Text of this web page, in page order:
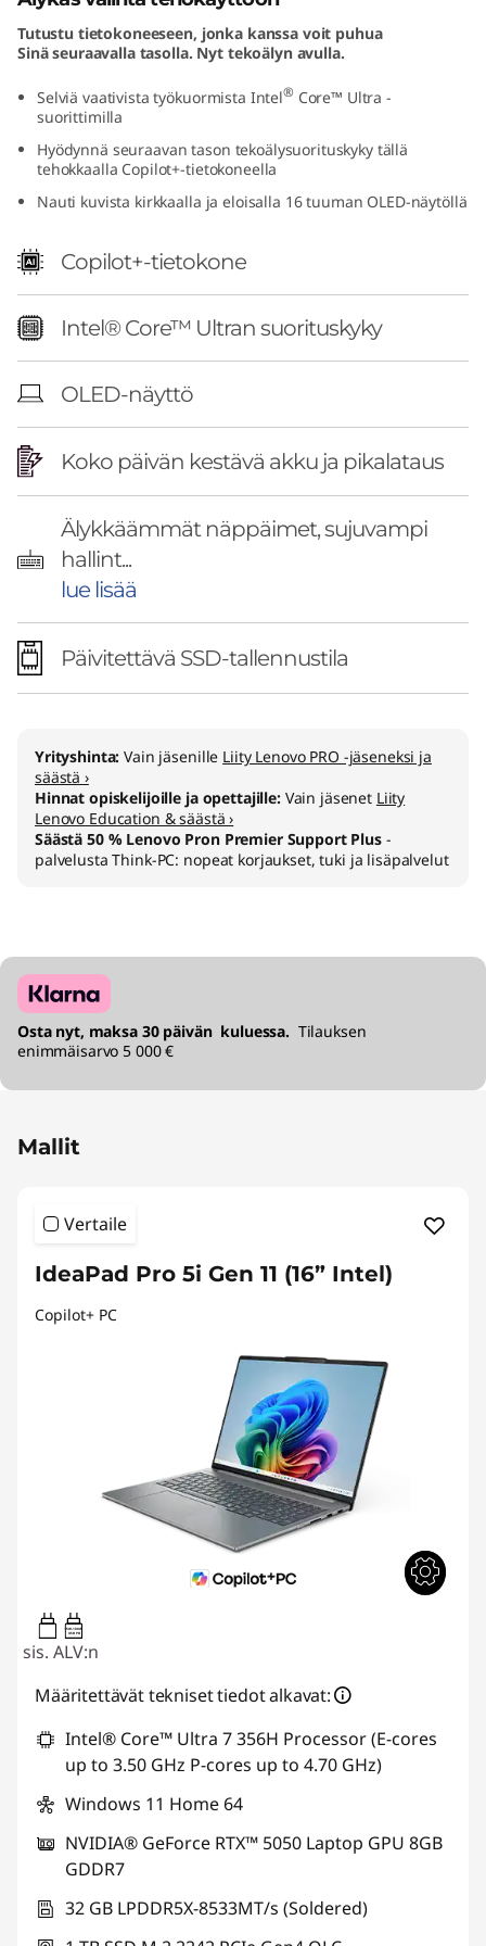
Tutustu tietokoneeseen, jonka kanssa voit puhua
Sinä seuraavalla tasolla. Nyt tekoälyn avulla.
Selviä vaativista työkuormista Intel® Core™ Ultra -
suorittimilla
Hyödynnä seuraavan tason tekoälysuorituskyky tällä
tehokkaalla Copilot+-tietokoneella
Nauti kuvista kirkkaalla ja eloisalla 16 tuuman OLED-näytöllä
Copilot+-tietokone
Intel® Core™ Ultran suorituskyky
OLED-näyttö
Koko päivän kestävä akku ja pikalataus
Älykkäämmät näppäimet, sujuvampi
hallint...
lue lisää
Päivitettävä SSD-tallennustila
Yrityshinta:Vain jäsenille Liity Lenovo PRO -jäseneksi ja
säästä ›
Hinnat opiskelijoille ja opettajille: Vain jäsenet Liity
Lenovo Education & säästä ›
Säästä 50 % Lenovo Pron Premier Support Plus-
palvelusta Think-PC: nopeat korjaukset, tuki ja lisäpalvelut
Osta nyt, maksa 30 päivän kuluessa. Tilauksen
enimmäisarvo 5 000 €
Mallit
Vertaile
IdeaPad Pro 5i Gen 11 (16” Intel)
Copilot+ PC
65W-100W
USB PD
sis. ALV:n
Määritettävät tekniset tiedot alkavat:
Intel® Core™ Ultra 7 356H Processor (E-cores
up to 3.50 GHz P-cores up to 4.70 GHz)
Windows 11 Home 64
NVIDIA® GeForce RTX™ 5050 Laptop GPU 8GB
GDDR7
32 GB LPDDR5X-8533MT/s (Soldered)